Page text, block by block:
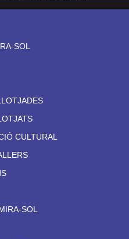
SOL
CULTURAL
SOL